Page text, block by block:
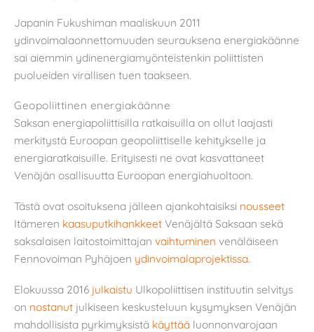
Japanin Fukushiman maaliskuun 2011
ydinvoimalaonnettomuuden seurauksena energiakäänne
sai aiemmin ydinenergiamyönteistenkin poliittisten
puolueiden virallisen tuen taakseen.
Geopoliittinen energiakäänne
Saksan energiapoliittisilla ratkaisuilla on ollut laajasti
merkitystä Euroopan geopoliittiselle kehitykselle ja
energiaratkaisuille. Erityisesti ne ovat kasvattaneet
Venäjän osallisuutta Euroopan energiahuoltoon.
Tästä ovat osoituksena jälleen ajankohtaisiksi nousseet
Itämeren kaasuputkihankkeet Venäjältä Saksaan sekä
saksalaisen laitostoimittajan vaihtuminen venäläiseen
Fennovoiman Pyhäjoen ydinvoimalaprojektissa.
Elokuussa 2016 julkaistu Ulkopoliittisen instituutin selvitys
on nostanut julkiseen keskusteluun kysymyksen Venäjän
mahdollisista pyrkimyksistä käyttää luonnonvarojaan